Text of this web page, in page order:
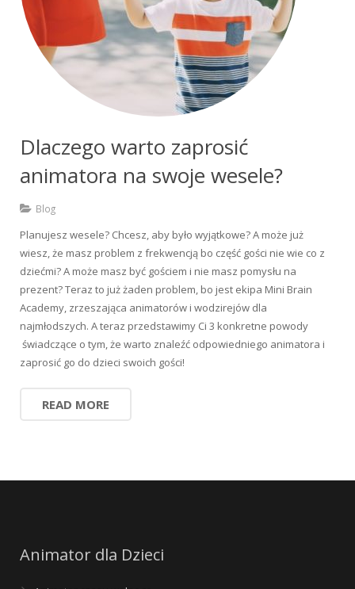
Dlaczego warto zaprosić
animatora na swoje wesele?
Blog
Planujesz wesele? Chcesz, aby było wyjątkowe? A może już
wiesz, że masz problem z frekwencją bo część gości nie wie co z
dziećmi? A może masz być gościem i nie masz pomysłu na
prezent? Teraz to już żaden problem, bo jest ekipa Mini Brain
Academy, zrzeszająca animatorów i wodzirejów dla
najmłodszych. A teraz przedstawimy Ci 3 konkretne powody
świadczące o tym, że warto znaleźć odpowiedniego animatora i
zaprosić go do dzieci swoich gości!
READ MORE
Animator dla Dzieci